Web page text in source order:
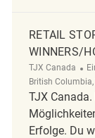
RETAIL
WINNERS/
TJX Canada
British Columbia,
TJX
Erfolge. Du